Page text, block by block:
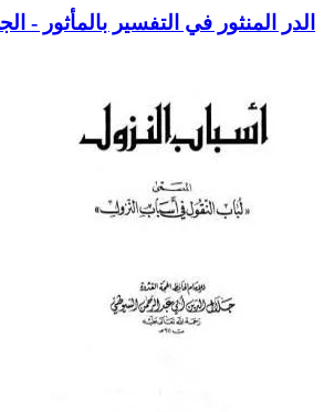
الدر المنثور في التفسير بالمأثور -